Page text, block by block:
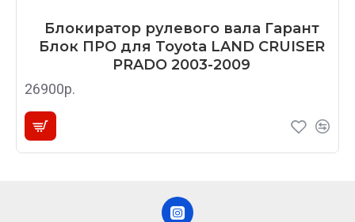
Блокиратор рулевого вала Гарант
Блок ПРО для Toyota LAND CRUISER
PRADO 2003-2009
26900р.